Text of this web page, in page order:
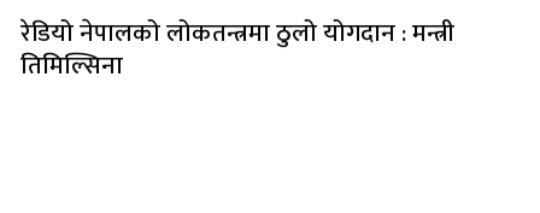
रेडियो नेपालको लोकतन्त्रमा ठुलो योगदान : मन्त्री
तिमिल्सिना